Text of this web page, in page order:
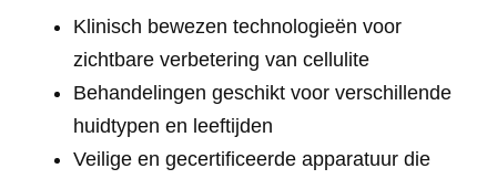
Klinisch bewezen technologieën voor
zichtbare verbetering van cellulite
Behandelingen geschikt voor verschillende
huidtypen en leeftijden
Veilige en gecertificeerde apparatuur die